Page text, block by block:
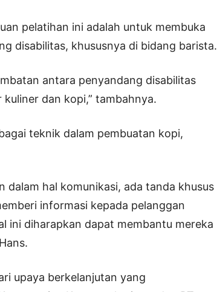
pelatihan ini adalah untuk membuka
disabilitas, khususnya di bidang barista.
antara penyandang disabilitas
dan kopi,” tambahnya.
teknik dalam pembuatan kopi,
dalam hal komunikasi, ada tanda khusus
informasi kepada pelanggan
ini diharapkan dapat membantu mereka
upaya berkelanjutan yang